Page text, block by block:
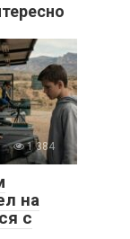
1 384
на
с